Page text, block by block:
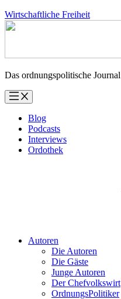
Zum
Inhalt
Wirtschaftliche Freiheit
Das ordnungspolitische Journal
Blog
Podcasts
Interviews
Ordothek
Autoren
Die Autoren
Die Gäste
Junge Autoren
Der Chefvolkswirt
OrdnungsPolitiker